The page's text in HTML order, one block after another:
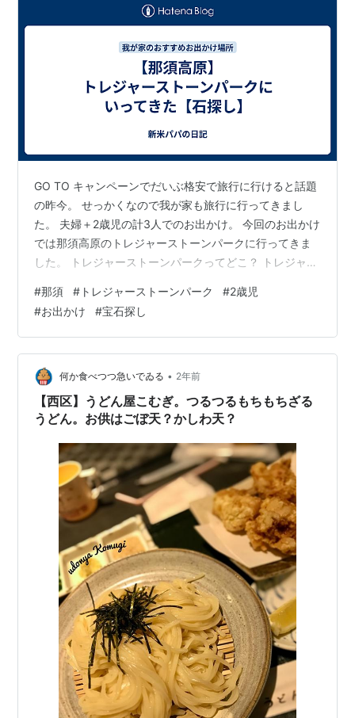
GO TO キャンペーンでだいぶ格安で旅行に行けると話題
の昨今。 せっかくなので我が家も旅行に行ってきまし
た。 夫婦＋2歳児の計3人でのお出かけ。 今回のお出かけ
では那須高原のトレジャーストーンパークに行ってきま
した。 トレジャーストーンパークってどこ？ トレジャー
タルリバー - その他 2歳児と一緒に行った感想 トレジャ
ーストーンパークってどこ？ まずはトレジャーストーン
パークの概要をお伝え。 - 施設名：宝石探し トレジャー
ストーンパーク 場所：栃木県那須郡那須町高久丙123 ※
那須ICより7Km 営業時間：10：00－17：00 …
#那須 # トレジャーストーンパーク #2歳児
#お出かけ #宝石探し
何か食べつつ急いでゐる • 2年前
【西区】うどん屋こむぎ。つるつるもちもちざる
うどん。お供はごぼ天？かしわ天？